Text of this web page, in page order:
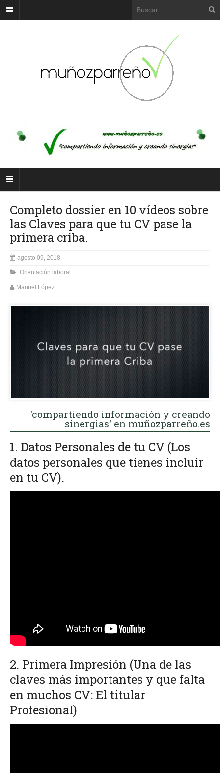
Completo dossier en 10 vídeos sobre
las Claves para que tu CV pase la
primera criba.
agosto 09, 2018
Orientación laboral
Manuel López
'compartiendo información y creando
sinergias' en muñozparreño.es
1. Datos Personales de tu CV (Los
datos personales que tienes incluir
en tu CV).
2. Primera Impresión (Una de las
claves más importantes y que falta
en muchos CV: El titular
Profesional)